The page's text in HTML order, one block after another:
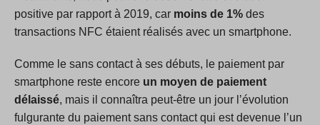
positive par rapport à 2019, car moins de 1% des
transactions NFC étaient réalisés avec un smartphone.
Comme le sans contact à ses débuts, le paiement par
smartphone reste encore un moyen de paiement
délaissé, mais il connaîtra peut-être un jour l’évolution
fulgurante du paiement sans contact qui est devenue l’un